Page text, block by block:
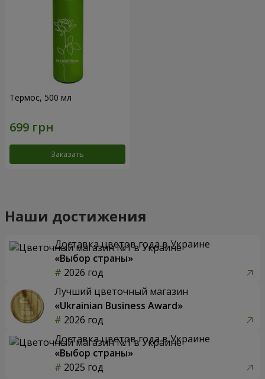
Термос, 500 мл
Заказать
Наши достижения
Доставка цветов года в Украине
«Выбор страны»
2026 год
Лучший цветочный магазин
«Ukrainian Business Award»
2026 год
Доставка цветов года в Украине
«Выбор страны»
2025 год